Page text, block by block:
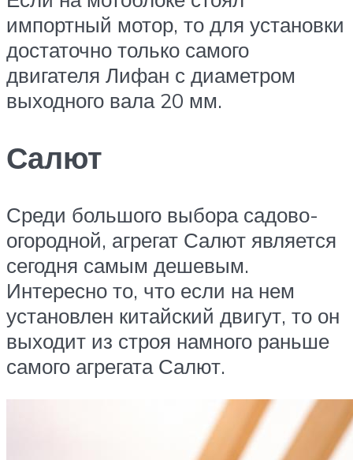
импортный мотор, то для установки
достаточно только самого
двигателя Лифан с диаметром
выходного вала 20 мм.
Салют
Среди большого выбора садово-
огородной, агрегат Салют является
сегодня самым дешевым.
Интересно то, что если на нем
установлен китайский двигут, то он
выходит из строя намного раньше
самого агрегата Салют.